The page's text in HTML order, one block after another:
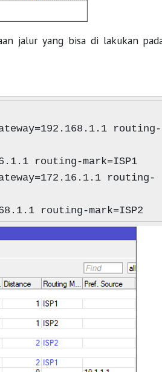
jalur yang bisa di lakukan
routing-
routing-mark=ISP1
routing-
routing-mark=ISP2